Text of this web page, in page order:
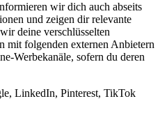
wir dich auch abseits
und zeigen dir relevante
deine verschlüsselten
mit folgenden externen Anbietern
Werbekanäle, sofern du deren
LinkedIn, Pinterest, TikTok